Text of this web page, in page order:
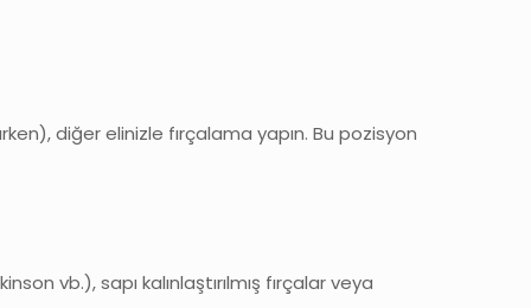
diğer elinizle fırçalama yapın. Bu pozisyon
vb.), sapı kalınlaştırılmış fırçalar veya